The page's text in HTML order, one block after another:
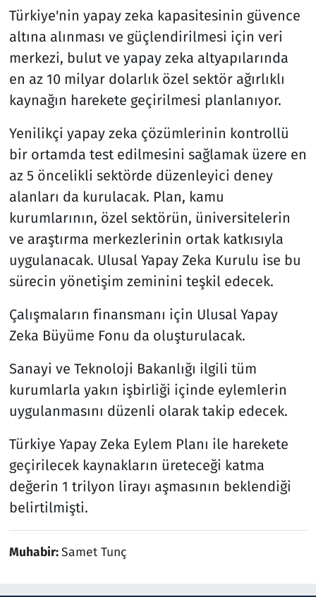
Türkiye'nin yapay zeka kapasitesinin güvence
altına alınması ve güçlendirilmesi için veri
merkezi, bulut ve yapay zeka altyapılarında
en az 10 milyar dolarlık özel sektör ağırlıklı
kaynağın harekete geçirilmesi planlanıyor.
Yenilikçi yapay zeka çözümlerinin kontrollü
bir ortamda test edilmesini sağlamak üzere en
az 5 öncelikli sektörde düzenleyici deney
alanları da kurulacak. Plan, kamu
kurumlarının, özel sektörün, üniversitelerin
ve araştırma merkezlerinin ortak katkısıyla
uygulanacak. Ulusal Yapay Zeka Kurulu ise bu
sürecin yönetişim zeminini teşkil edecek.
Çalışmaların finansmanı için Ulusal Yapay
Zeka Büyüme Fonu da oluşturulacak.
Sanayi ve Teknoloji Bakanlığı ilgili tüm
kurumlarla yakın işbirliği içinde eylemlerin
uygulanmasını düzenli olarak takip edecek.
Türkiye Yapay Zeka Eylem Planı ile harekete
geçirilecek kaynakların üreteceği katma
değerin 1 trilyon lirayı aşmasının beklendiği
belirtilmişti.
Muhabir:Samet Tunç